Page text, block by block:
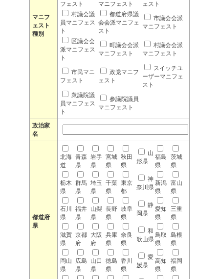
マニフ
ェスト
種別
フェスト
マニフェスト
ェスト
村議会議
員マニフェス
ト
都道府県議
会会派マニフェ
スト
市議会会派
マニフェスト
区議会会
派マニフェス
ト
町議会会派
マニフェスト
村議会会派
マニフェスト
市民マニ
フェスト
政党マニフ
ェスト
スイッチユ
ーザーマニフェ
スト
衆議院議
員マニフェス
ト
参議院議員
マニフェスト
政治家
名
都道府
県
北海
道
青森
県
岩手
県
宮城
県
秋田
県
山
形県
福島
県
茨城
県
栃木
県
群馬
県
埼玉
県
千葉
県
東京
都
神
奈川県
新潟
県
富山
県
石川
県
福井
県
山梨
県
長野
県
岐阜
県
静
岡県
愛知
県
三重
県
滋賀
県
京都
府
大阪
府
兵庫
県
奈良
県
和
歌山県
鳥取
県
島根
県
岡山
県
広島
県
山口
県
徳島
県
香川
県
愛
媛県
高知
県
福岡
県